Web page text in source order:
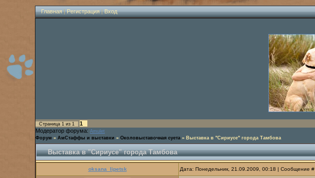
Главная|Регистрация|Вход
Страница 1 из 1
1
Модератор форума: Amulet
Форум » АмСтаффы и выставки » Околовыставочная суета » Выставка в "Сириусе" города Тамбова
Выставка в "Сириусе" города Тамбова
oksana_lipetsk Дата: Понедельник, 21.09.2009, 00:18 | Сообщение #